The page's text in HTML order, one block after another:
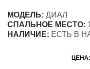
МОДЕЛЬ: ДИАЛ
СПАЛЬНОЕ МЕСТО:
НАЛИЧИЕ: ЕСТЬ В
ЦЕНА: